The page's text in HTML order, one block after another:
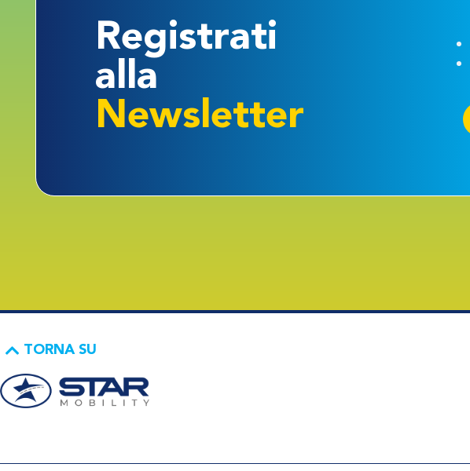
Registrati
alla
Newsletter
TORNA SU